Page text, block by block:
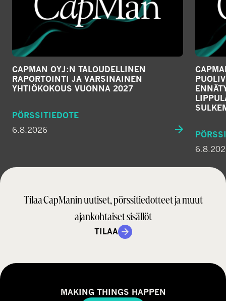
CAPMAN OYJ:N TALOUDELLINEN
RAPORTOINTI JA VARSINAINEN
YHTIÖKOKOUS VUONNA 2027
PÖRSSITIEDOTE
6.8.2026
Tilaa CapManin uutiset, pörssitiedotteet ja muut
ajankohtaiset sisällöt
TILAA
MAKING THINGS HAPPEN